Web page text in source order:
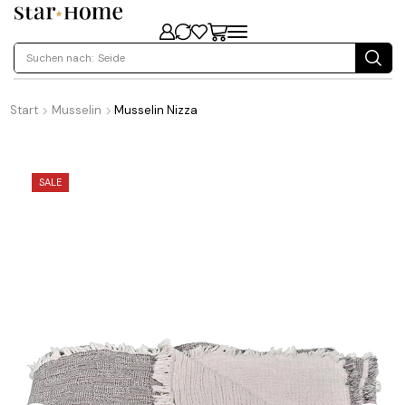
Suchen nach: Seide
Start Musselin Musselin Nizza
SALE